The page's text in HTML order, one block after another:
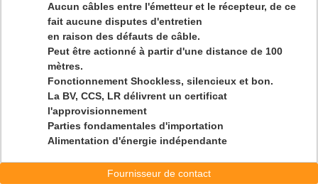
Aucun câbles entre l'émetteur et le récepteur, de ce
fait aucune disputes d'entretien
en raison des défauts de câble.
Peut être actionné à partir d'une distance de 100
mètres.
Fonctionnement Shockless, silencieux et bon.
La BV, CCS, LR délivrent un certificat
l'approvisionnement
Parties fondamentales d'importation
Alimentation d'énergie indépendante
Fournisseur de contact